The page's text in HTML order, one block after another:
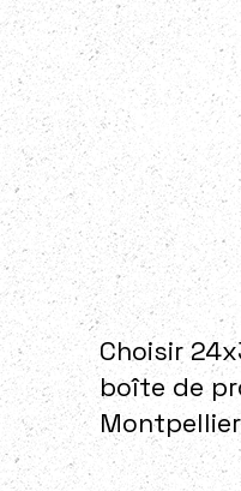
Choisir
boîte de